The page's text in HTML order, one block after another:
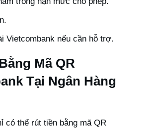
Vietcombank nếu cần hỗ trợ.
Mã QR
Tại Ngân Hàng
có thể rút tiền bằng mã QR